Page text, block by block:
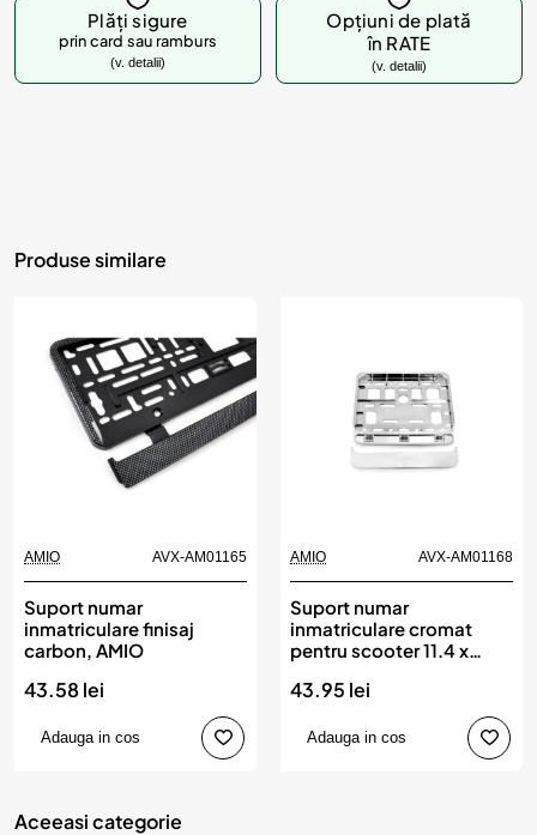
Plăți sigure
prin card sau ramburs
(v. detalii)
Opțiuni de plată
în RATE
(v. detalii)
Produse similare
AMIO AVX-AM01165
Suport numar
inmatriculare finisaj
carbon, AMIO
43.58 lei
Adauga in cos
AMIO AVX-AM01168
Suport numar
inmatriculare cromat
pentru scooter 11.4 x
43.95 lei
Adauga in cos
Aceeasi categorie